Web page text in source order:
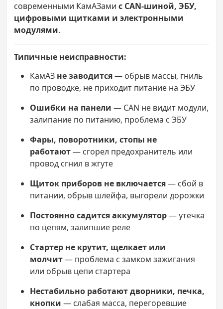
современными КамАЗами с CAN-шиной, ЭБУ,
цифровыми щитками и электронными
модулями.
Типичные неисправности:
КамАЗ не заводится— обрыв массы, гниль
по проводке, не приходит питание на ЭБУ
Ошибки на панели — CAN не видит модули,
залипание по питанию, проблема с ЭБУ
Фары, поворотники, стопы не
работают— сгорел предохранитель или
провод сгнил в жгуте
Щиток приборов не включается— сбой в
питании, обрыв шлейфа, выгорели дорожки
Постоянно садится аккумулятор— утечка
по цепям, залипшие реле
Стартер не крутит, щелкает или
молчит— проблема с замком зажигания
или обрыв цепи стартера
Нестабильно работают дворники, печка,
кнопки — слабая масса, перегоревшие